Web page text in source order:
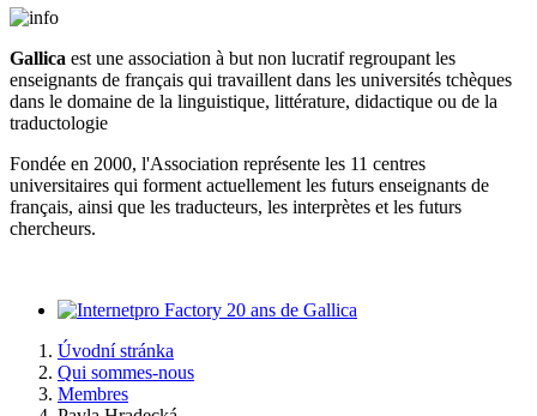
Gallica est une association à but non lucratif regroupant les
enseignants de français qui travaillent dans les universités tchèques
dans le domaine de la linguistique, littérature, didactique ou de la
traductologie
Fondée en 2000, l'Association représente les 11 centres
universitaires qui forment actuellement les futurs enseignants de
français, ainsi que les traducteurs, les interprètes et les futurs
chercheurs.
20 ans de Gallica
Úvodní stránka
Qui sommes-nous
Membres